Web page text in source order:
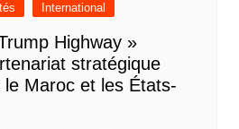
International
Highway »
stratégique
le Maroc et les États-